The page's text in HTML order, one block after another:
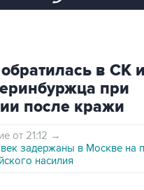
в СК
при
после кражи
от 21:12 →
задержаны в Москве на
насилия